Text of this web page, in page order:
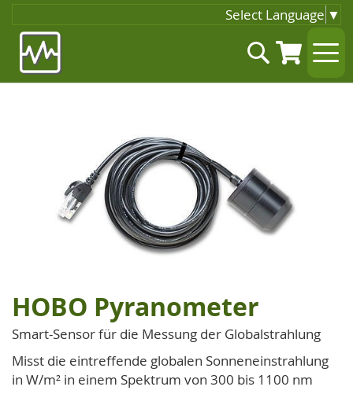
Select Language ▼
Inhalt
springen
Suche
Zum
Anfang
der
Bildgalerie
springen
HOBO Pyranometer
Smart-Sensor für die Messung der Globalstrahlung
Misst die eintreffende globalen Sonneneinstrahlung
in W/m² in einem Spektrum von 300 bis 1100 nm